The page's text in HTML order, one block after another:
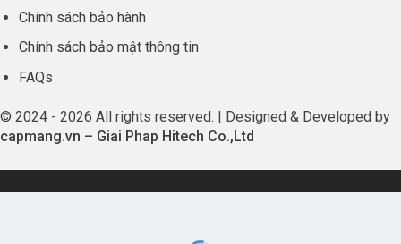
Chính sách bảo hành
Chính sách bảo mật thông tin
FAQs
© 2024 - 2026 All rights reserved. | Designed & Developed by
capmang.vn – Giai Phap Hitech Co.,Ltd